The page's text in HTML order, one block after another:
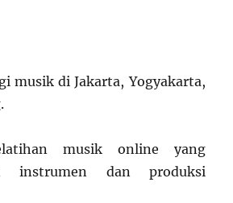
musik di Jakarta, Yogyakarta,
musik online yang
instrumen dan produksi